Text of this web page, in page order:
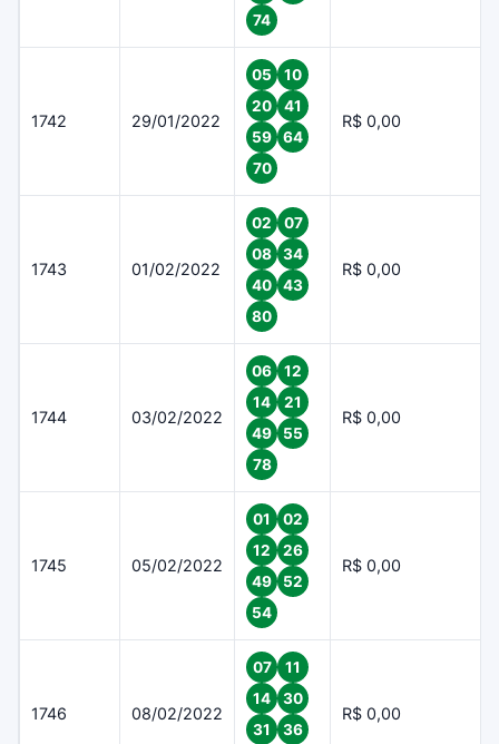
74
1742 29/01/2022
05
10
20
41
59
64
70
R$ 0,00
1743 01/02/2022
02
07
08
34
40
43
80
R$ 0,00
1744 03/02/2022
06
12
14
21
49
55
78
R$ 0,00
1745 05/02/2022
01
02
12
26
49
52
54
R$ 0,00
1746 08/02/2022
07
11
14
30
31
36
R$ 0,00